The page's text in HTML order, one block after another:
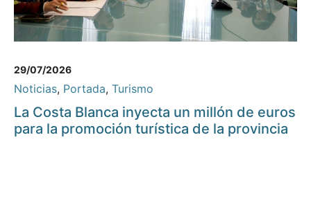
29/07/2026
Noticias, Portada, Turismo
La Costa Blanca inyecta un millón de euros
para la promoción turística de la provincia